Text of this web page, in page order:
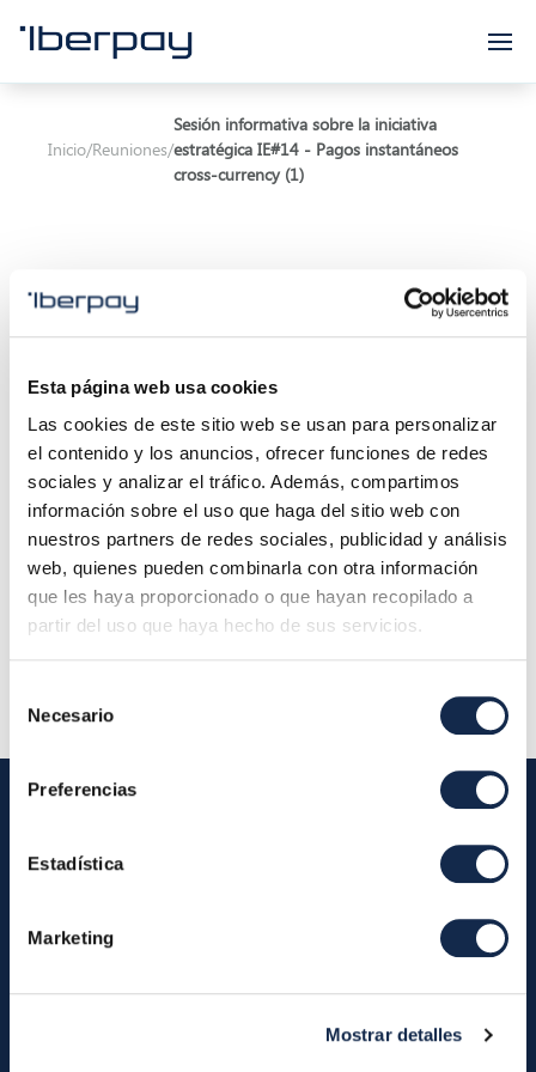
Esta página web usa cookies
Las cookies de este sitio web se usan para personalizar
el contenido y los anuncios, ofrecer funciones de redes
sociales y analizar el tráfico. Además, compartimos
información sobre el uso que haga del sitio web con
nuestros partners de redes sociales, publicidad y análisis
web, quienes pueden combinarla con otra información
que les haya proporcionado o que hayan recopilado a
partir del uso que haya hecho de sus servicios.
Necesario
Preferencias
Estadística
Marketing
Mostrar detalles
Iberpay
Inicio/Reuniones/
Sesión informativa sobre la iniciativa
estratégica IE#14 - Pagos instantáneos
cross-currency (1)
Asunto:Sesión informativa sobre la iniciativa
estratégica IE#14 - Pagos instantáneos cross-
currency
Inicio de la reunión:08/02/2024 11:00
Final de la reunión:14/02/2024 13:30
Localización:
Descripción:
Iberpay
Annual Reports
Instant Credit Transfers